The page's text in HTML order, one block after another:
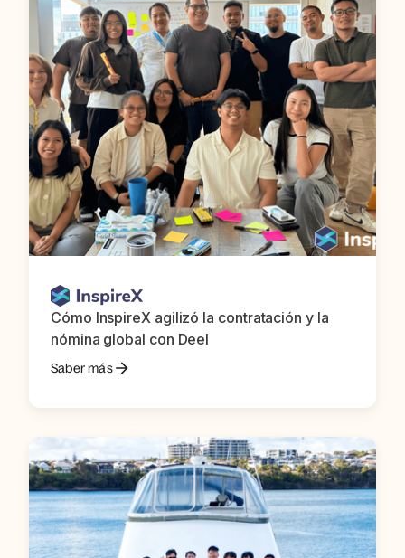
Cómo InspireX agilizó la contratación y la
nómina global con Deel
Saber más